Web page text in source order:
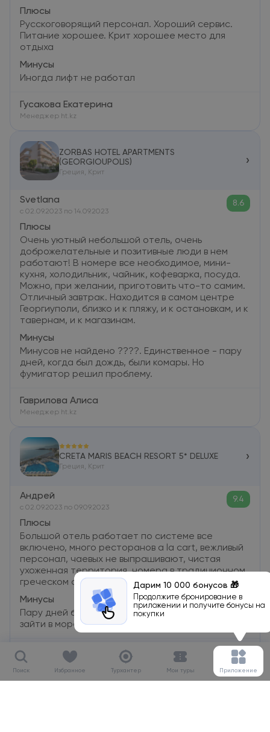
Плюсы
Русскоговорящий персонал. Хороший сервис.
Питание хорошее. Крит хорошее место для
отдыха
Минусы
Иногда лифт не работал
Гусакова Екатерина
Менеджер ht.kz
ZORBAS HOTEL APARTMENTS
(GEORGIOUPOLIS)
Греция, Крит
›
Svetlana
c 02.09.2023 по 14.09.2023
8.6
Плюсы
Очень уютный небольшой отель, очень
доброжелательные и позитивные люди в нем
работают! В номере все необходимое, мини-
кухня, холодильник, чайник, кофеварка, посуда.
Можно, при желании, приготовить что-то самим.
Отличный завтрак. Находится в самом центре
Георгиуполи, близко и к пляжу, и к остановкам, и к
тавернам, и к магазинам.
Минусы
Минусов не найдено ????. Единственное - пару
дней, когда был дождь, были комары. Но
фумигатор решил проблему.
Гаврилова Алиса
Менеджер ht.kz
CRETA MARIS BEACH RESORT 5* DELUXE
Греция, Крит
›
Андрей
c 02.09.2023 по 09.09.2023
9.4
Плюсы
Большой отель работает по системе все
включено, много ресторанов a la cart, вежливый
персонал, чаевых не выпрашивают, чистая
ухоженная территория, номера в традиционном
греческом стиле
Минусы
Пару дней были сильные волны, была проблема
зайти в море, попадаются камни.
Кныш Алеся
Менеджер ht.kz
Поиск Избранное Турхантер Мои туры Приложение
Дарим 10 000 бонусов 🎁
Продолжите бронирование в
приложении и получите бонусы на
покупки